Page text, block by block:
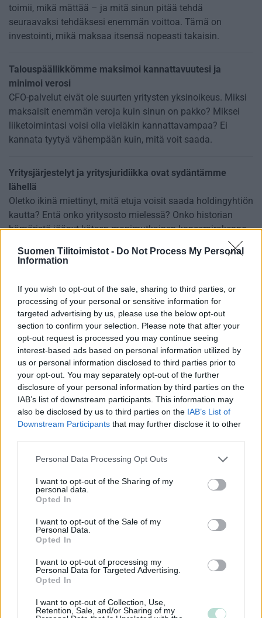
Suomen Tilitoimistot - Do Not Process My Personal
Information
If you wish to opt-out of the sale, sharing to third parties, or
processing of your personal or sensitive information for
targeted advertising by us, please use the below opt-out
section to confirm your selection. Please note that after your
opt-out request is processed you may continue seeing
interest-based ads based on personal information utilized by
us or personal information disclosed to third parties prior to
your opt-out. You may separately opt-out of the further
disclosure of your personal information by third parties on the
IAB’s list of downstream participants. This information may
also be disclosed by us to third parties on the IAB’s List of
Downstream Participants that may further disclose it to other
Please note that this website/app uses one or more Google
not limited to your visit or usage behaviour. You may click to
grant or deny consent to Google and its third-party tags to
use your data for below specified purposes in below Google
consent section.
Personal Data Processing Opt Outs
I want to opt-out of the Sharing of my
personal data.
Opted In
I want to opt-out of the Sale of my
Personal Data.
Opted In
I want to opt-out of processing my
Personal Data for Targeted Advertising.
Opted In
I want to opt-out of Collection, Use,
Retention, Sale, and/or Sharing of my
toimii, mikä mättää – ja mitä sinun pitää tehdä
seuraavaksi tehdäksesi enemmän voittoa. Tämä on
investointi, mikä maksaa itsensä nopeasti takaisin.
Talouspäällikkömme maksimoi kannattavuutesi ja
minimoi verosi
CFO-palvelut eivät ole suurten yritysten yksinoikeus. Miksi
maksaisit enemmän veroja kuin sinun on pakko? Miksei
liiketoimintasi voisi olla vieläkin kannattavampaa? Ei
kannata tyytyä vähempään kuin, mitä voit saada.
Yritysjärjestelyt ja yritysjuridiikka ovat sydäntämme
lähellä
Oletko ikinä miettinyt, mitä etuja voisit saada holdingyhtiön
kautta? Entä onko yritysosto mielessä? Onko historian
hämäristä jäänyt käteen monimutkainen konsernirakenne,
pelottaa? Pitäisikö yhtiökumppanien kanssa saada aikaan
aloittaa? Näihin ja moniin muihin huoliisi me voimme
tarjota ratkaisun.
Optimilla on luja osaaminen erikoistoimialoista
Kaikki taloushallinto ei ole samanlaista. Meillä on
asiakkainamme muun muassa rakennusliikkeitä ja
perustajaurakoitsijoita, jotka painivat alansa erikoisuuksien
kuten oman käytön arvonlisäverotuksen ja
rakentajailmoitusten parissa. Ja jos sinun toimialaasi tai
liiketoimintaasi liittyy muita mutkia – kuten
marginaaliverotuksen herkkä taitolaji, konsernilaskenta tai
IFRS – niin olemme todennäköisesti sinulle se oikea
kumppani. Olemme toimineet myös kansainvälisissä
”Kun valitset Optimin, saat kumppanin, jolla on sekä kyky,
resurssit ja halu auttaa sinua menestymään.”
Tilitoimiston erityisosaaminen
Palvelukielet
Suomi